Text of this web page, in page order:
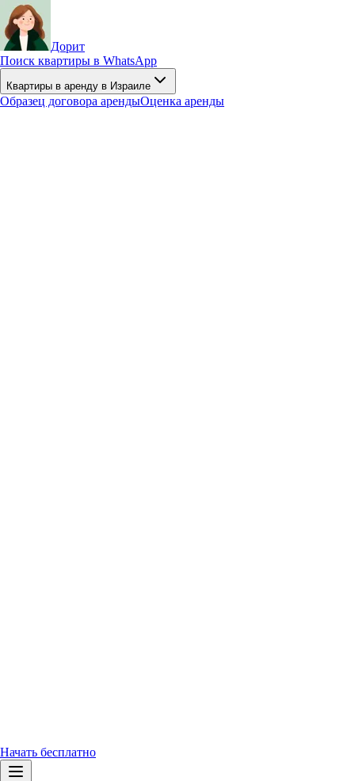
Дорит
Поиск квартиры в WhatsApp
Квартиры в аренду в Израиле
Образец договора арендыОценка аренды
Начать бесплатно